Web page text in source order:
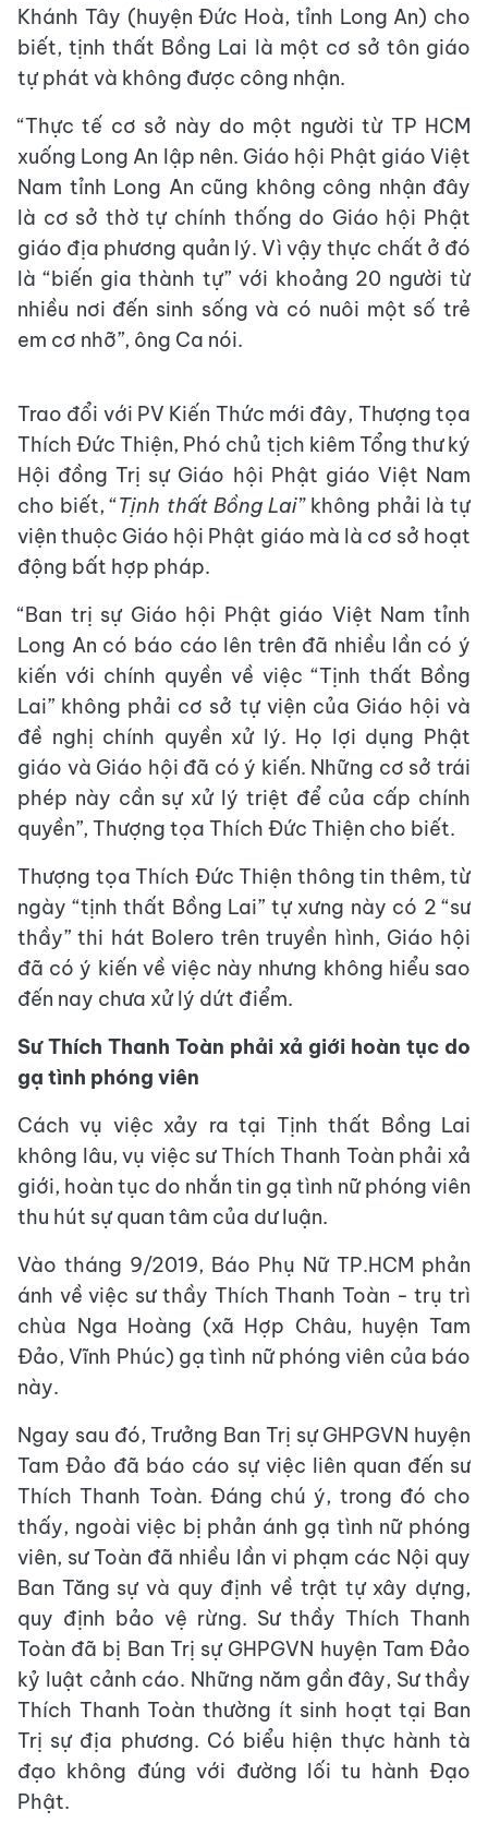
Khánh Tây (huyện Đức Hoà, tỉnh Long An) cho
biết, tịnh thất Bồng Lai là một cơ sở tôn giáo
tự phát và không được công nhận.
“Thực tế cơ sở này do một người từ TP HCM
xuống Long An lập nên. Giáo hội Phật giáo Việt
Nam tỉnh Long An cũng không công nhận đây
là cơ sở thờ tự chính thống do Giáo hội Phật
giáo địa phương quản lý. Vì vậy thực chất ở đó
là “biến gia thành tự” với khoảng 20 người từ
nhiều nơi đến sinh sống và có nuôi một số trẻ
em cơ nhỡ”, ông Ca nói.
Trao đổi với PV Kiến Thức mới đây, Thượng tọa
Thích Đức Thiện, Phó chủ tịch kiêm Tổng thư ký
Hội đồng Trị sự Giáo hội Phật giáo Việt Nam
cho biết, “Tịnh thất Bồng Lai”không phải là tự
viện thuộc Giáo hội Phật giáo mà là cơ sở hoạt
động bất hợp pháp.
“Ban trị sự Giáo hội Phật giáo Việt Nam tỉnh
Long An có báo cáo lên trên đã nhiều lần có ý
kiến với chính quyền về việc “Tịnh thất Bồng
Lai” không phải cơ sở tự viện của Giáo hội và
đề nghị chính quyền xử lý. Họ lợi dụng Phật
giáo và Giáo hội đã có ý kiến. Những cơ sở trái
phép này cần sự xử lý triệt để của cấp chính
quyền”, Thượng tọa Thích Đức Thiện cho biết.
Thượng tọa Thích Đức Thiện thông tin thêm, từ
ngày “tịnh thất Bồng Lai” tự xưng này có 2 “sư
thầy” thi hát Bolero trên truyền hình, Giáo hội
đã có ý kiến về việc này nhưng không hiểu sao
đến nay chưa xử lý dứt điểm.
Sư Thích Thanh Toàn phải xả giới hoàn tục do
gạ tình phóng viên
Cách vụ việc xảy ra tại Tịnh thất Bồng Lai
không lâu, vụ việc sư Thích Thanh Toàn phải xả
giới, hoàn tục do nhắn tin gạ tình nữ phóng viên
thu hút sự quan tâm của dư luận.
Vào tháng 9/2019, Báo Phụ Nữ TP.HCM phản
ánh về việc sư thầy Thích Thanh Toàn - trụ trì
chùa Nga Hoàng (xã Hợp Châu, huyện Tam
Đảo, Vĩnh Phúc) gạ tình nữ phóng viên của báo
này.
Ngay sau đó, Trưởng Ban Trị sự GHPGVN huyện
Tam Đảo đã báo cáo sự việc liên quan đến sư
Thích Thanh Toàn. Đáng chú ý, trong đó cho
thấy, ngoài việc bị phản ánh gạ tình nữ phóng
viên, sư Toàn đã nhiều lần vi phạm các Nội quy
Ban Tăng sự và quy định về trật tự xây dựng,
quy định bảo vệ rừng. Sư thầy Thích Thanh
Toàn đã bị Ban Trị sự GHPGVN huyện Tam Đảo
kỷ luật cảnh cáo. Những năm gần đây, Sư thầy
Thích Thanh Toàn thường ít sinh hoạt tại Ban
Trị sự địa phương. Có biểu hiện thực hành tà
đạo không đúng với đường lối tu hành Đạo
Phật.